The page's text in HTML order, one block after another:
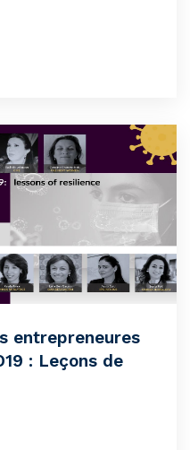
entrepreneures
: Leçons de